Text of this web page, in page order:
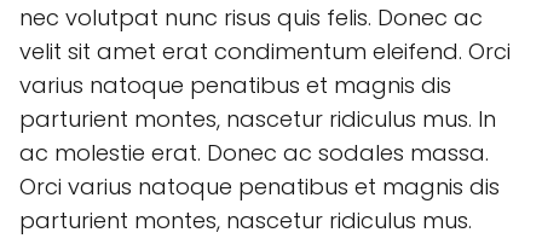
nec volutpat nunc risus quis felis. Donec ac
velit sit amet erat condimentum eleifend. Orci
varius natoque penatibus et magnis dis
parturient montes, nascetur ridiculus mus. In
ac molestie erat. Donec ac sodales massa.
Orci varius natoque penatibus et magnis dis
parturient montes, nascetur ridiculus mus.